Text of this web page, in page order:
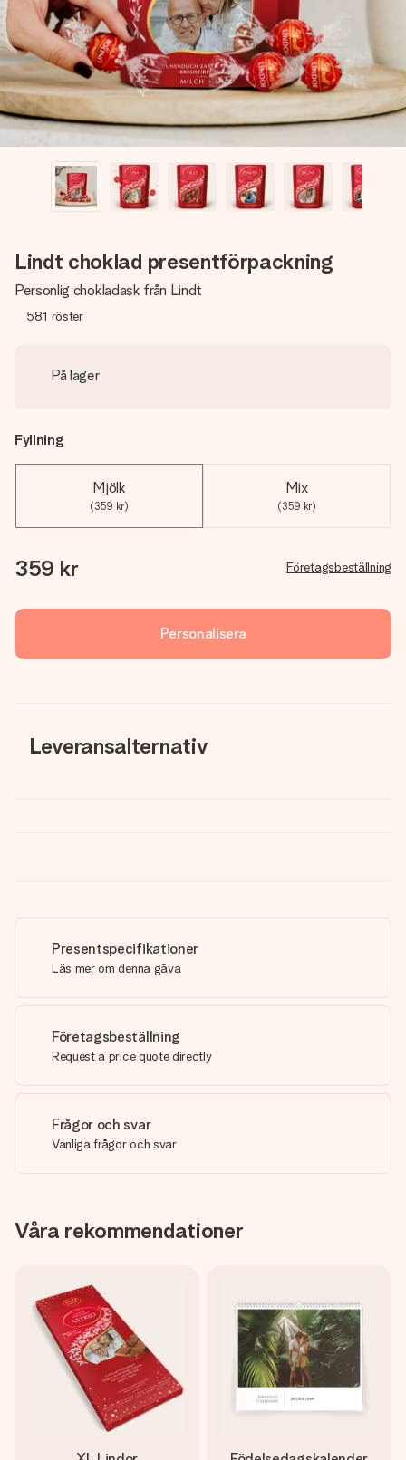
namn, ditt foto eller ett meddelande som verkligen berör
hennes hjärta. Inget krångel, bara med all kärlek för stunden.
Lindt choklad presentförpackning
Personlig chokladask från Lindt
581 röster
På lager
Fyllning
Mjölk
(359 kr)
Mix
(359 kr)
359 kr Företagsbeställning
Personalisera
Leveransalternativ
Presentspecifikationer
Läs mer om denna gåva
Företagsbeställning
Request a price quote directly
Frågor och svar
Vanliga frågor och svar
Våra rekommendationer